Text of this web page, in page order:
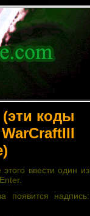
коды
ввести один из
появится надпись: